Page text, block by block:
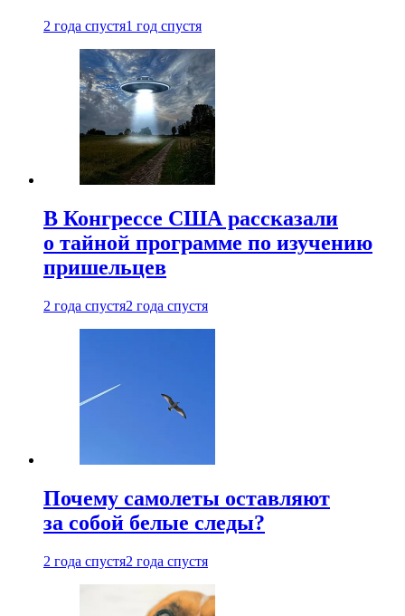
2 года спустя1 год спустя
В Конгрессе США рассказали
о тайной программе по изучению
пришельцев
2 года спустя2 года спустя
Почему самолеты оставляют
за собой белые следы?
2 года спустя2 года спустя